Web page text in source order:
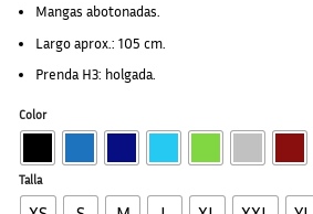
Mangas abotonadas.
Largo aprox.: 105 cm.
Prenda H3: holgada.
Color
Talla